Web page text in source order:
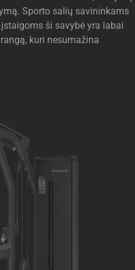
Sporto salių savininkams
ši savybė yra labai
kuri nesumažina